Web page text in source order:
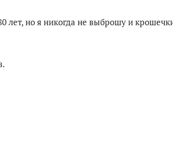
лет, но я никогда не выброшу и